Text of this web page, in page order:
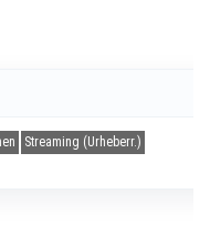
Streaming (Urheberr.)